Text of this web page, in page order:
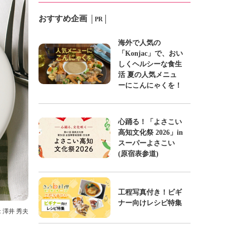
澤井 秀夫
おすすめ企画 PR
海外で人気の
「Konjac」で、おい
しくヘルシーな食生
活 夏の人気メニュ
ーにこんにゃくを！
心踊る！「よさこい
高知文化祭 2026」in
スーパーよさこい
(原宿表参道)
工程写真付き！ビギ
ナー向けレシピ特集